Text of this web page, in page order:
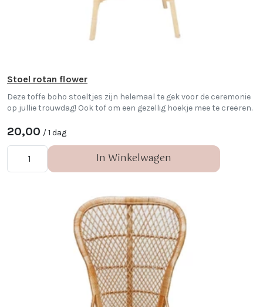
Stoel rotan flower
Deze toffe boho stoeltjes zijn helemaal te gek voor de ceremonie
op jullie trouwdag! Ook tof om een gezellig hoekje mee te creëren.
20,00 / 1 dag
In Winkelwagen